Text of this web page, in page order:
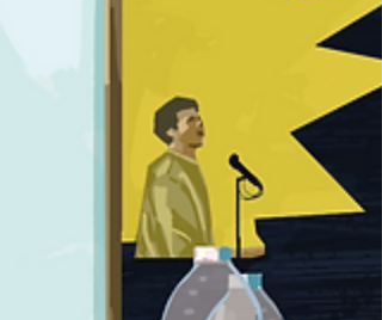
praticamente vinte e cinco anos, é notável uma
mudança tanto estrutural quanto simbólica da
comunidade. Parte dessas transformações, é
válido afirmar, estão diretamente relacionadas
ao aumento de aplicações de recur